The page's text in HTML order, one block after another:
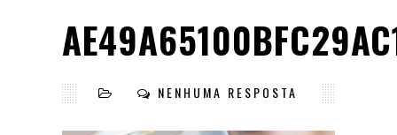
NENHUMA RESPOSTA